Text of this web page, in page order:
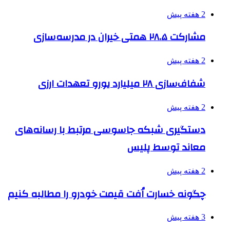
2 هفته پیش
مشارکت ۲۸.۵ همتی خیران در مدرسه‌سازی
2 هفته پیش
شفاف‌سازی ۲۸ میلیارد یورو تعهدات ارزی
2 هفته پیش
دستگیری شبکه جاسوسی مرتبط با رسانه‌های
معاند توسط پلیس
2 هفته پیش
چگونه خسارت اُفت قیمت خودرو را مطالبه کنیم
3 هفته پیش